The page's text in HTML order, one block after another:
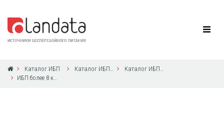
Каталог ИБП Каталог ИБП Eaton Powerware
Каталог ИБП Eaton Powerware
ИБП более 8 кВА с 3ф выходом